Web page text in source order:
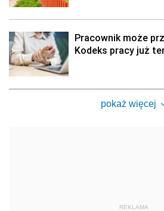
Pracownik może
Kodeks pracy już
pokaż więcej
REKLAMA